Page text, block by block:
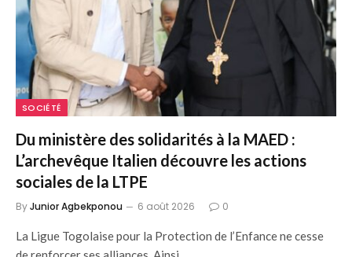
SOCIÉTÉ
Du ministère des solidarités à la MAED :
L’archevêque Italien découvre les actions
sociales de la LTPE
ByJunior Agbekponou 6 août 2026 0
La Ligue Togolaise pour la Protection de l’Enfance ne cesse